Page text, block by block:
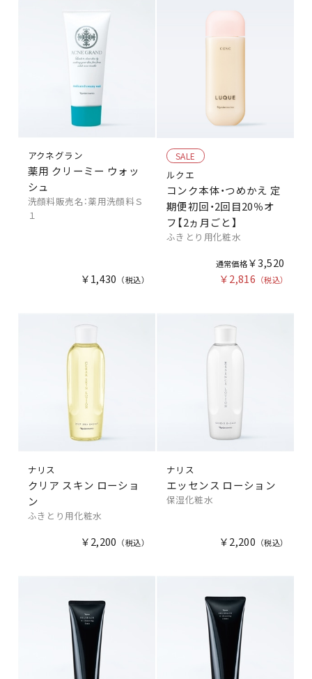
アクネグラン
薬用 クリーミー ウォッ
シュ
洗顔料販売名：薬用洗顔料Ｓ
１
￥1,430
SALE
ルクエ
コンク本体・つめかえ 定
期便初回・2回目20％オ
フ【2ヵ月ごと】
ふきとり用化粧水
￥3,520
￥2,816
ナリス
クリア スキン ローショ
ン
ふきとり用化粧水
￥2,200
ナリス
エッセンス ローション
保湿化粧水
￥2,200